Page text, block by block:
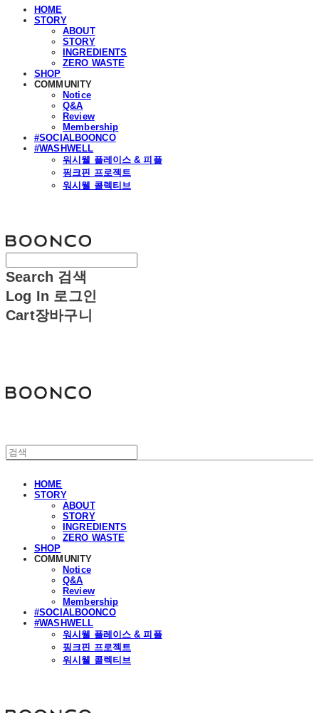
HOME
STORY
ABOUT
STORY
INGREDIENTS
ZERO WASTE
SHOP
COMMUNITY
Notice
Q&A
Review
Membership
#SOCIALBOONCO
#WASHWELL
워시웰 플레이스 & 피플
핑크핀 프로젝트
워시웰 콜렉티브
Search 검색
Log In 로그인
Cart장바구니
HOME
STORY
ABOUT
STORY
INGREDIENTS
ZERO WASTE
SHOP
COMMUNITY
Notice
Q&A
Review
Membership
#SOCIALBOONCO
#WASHWELL
워시웰 플레이스 & 피플
핑크핀 프로젝트
워시웰 콜렉티브